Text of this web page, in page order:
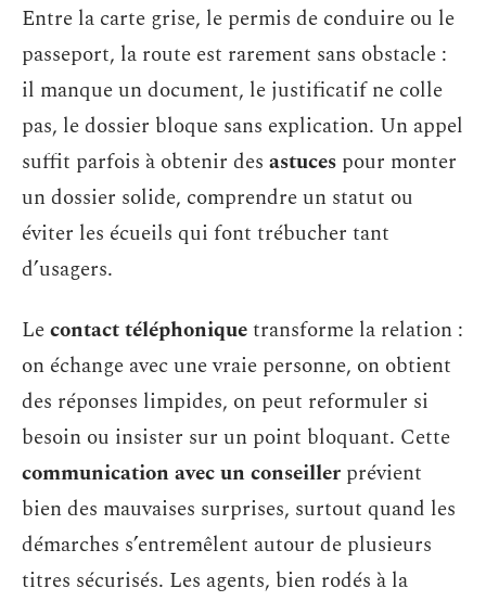
Entre la carte grise, le permis de conduire ou le
passeport, la route est rarement sans obstacle :
il manque un document, le justificatif ne colle
pas, le dossier bloque sans explication. Un appel
suffit parfois à obtenir des astuces pour monter
un dossier solide, comprendre un statut ou
éviter les écueils qui font trébucher tant
d’usagers.
Lecontact téléphoniquetransforme la relation :
on échange avec une vraie personne, on obtient
des réponses limpides, on peut reformuler si
besoin ou insister sur un point bloquant. Cette
communication avec un conseiller prévient
bien des mauvaises surprises, surtout quand les
démarches s’entremêlent autour de plusieurs
titres sécurisés. Les agents, bien rodés à la